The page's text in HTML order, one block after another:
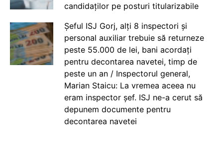
candidaților pe posturi titularizabile
Șeful ISJ Gorj, alți 8 inspectori și
personal auxiliar trebuie să returneze
peste 55.000 de lei, bani acordați
pentru decontarea navetei, timp de
peste un an / Inspectorul general,
Marian Staicu: La vremea aceea nu
eram inspector șef. ISJ ne-a cerut să
depunem documente pentru
decontarea navetei